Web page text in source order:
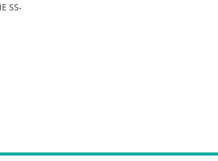
SS-